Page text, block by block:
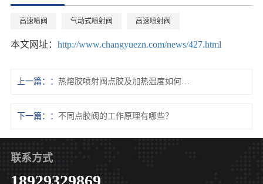
高速喷阀 气动式喷射阀 高速喷射阀
本文网址： http://www.changyuezn.com/news/427.html
上一篇： 热熔胶喷射阀点胶及加热温度如何掌控？
下一篇： 不同点胶阀的工作原理有哪些？
联系方式